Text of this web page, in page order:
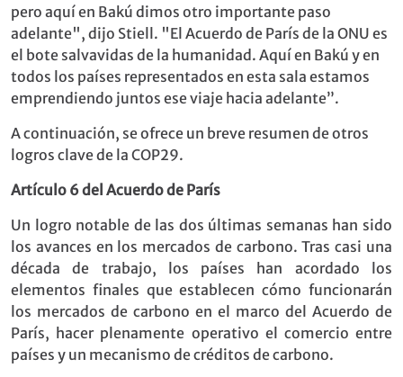
pero aquí en Bakú dimos otro importante paso
adelante", dijo Stiell. "El Acuerdo de París de la ONU es
el bote salvavidas de la humanidad. Aquí en Bakú y en
todos los países representados en esta sala estamos
emprendiendo juntos ese viaje hacia adelante”.
A continuación, se ofrece un breve resumen de otros
logros clave de la COP29.
Artículo 6 del Acuerdo de París
Un logro notable de las dos últimas semanas han sido
los avances en los mercados de carbono. Tras casi una
década de trabajo, los países han acordado los
elementos finales que establecen cómo funcionarán
los mercados de carbono en el marco del Acuerdo de
París, hacer plenamente operativo el comercio entre
países y un mecanismo de créditos de carbono.